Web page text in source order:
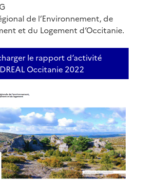
de l’Environnement, de
et du Logement d’Occitanie.
le rapport d’activité
DREAL Occitanie 2022